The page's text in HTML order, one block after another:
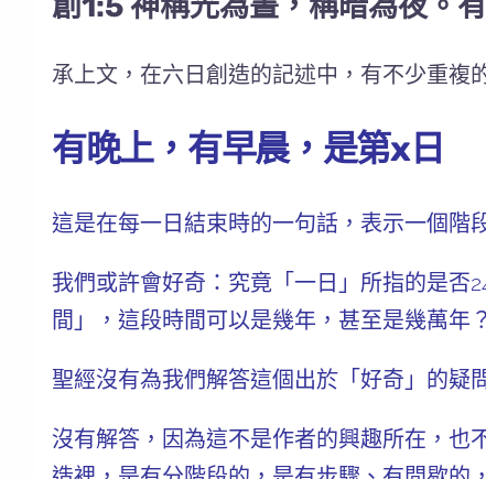
承上文，在六日創造的記述中，有不少重複
有晚上，有早晨，是第x日
這是在每一日結束時的一句話，表示一個階
我們或許會好奇：究竟「一日」所指的是否
間」，這段時間可以是幾年，甚至是幾萬年？
聖經沒有為我們解答這個出於「好奇」的疑
沒有解答，因為這不是作者的興趣所在，